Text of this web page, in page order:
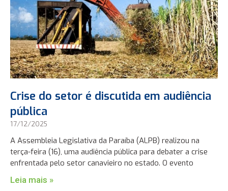
Crise do setor é discutida em audiência
pública
17/12/2025
A Assembleia Legislativa da Paraíba (ALPB) realizou na
terça-feira (16), uma audiência pública para debater a crise
enfrentada pelo setor canavieiro no estado. O evento
Leia mais »